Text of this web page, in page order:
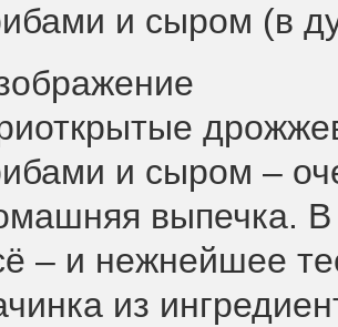
и сыром (в
и сыром –
выпечка. В
– и нежнейшее
из